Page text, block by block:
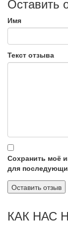
Имя
Текст отзыва
Сохранить моё
для
КАК НАС